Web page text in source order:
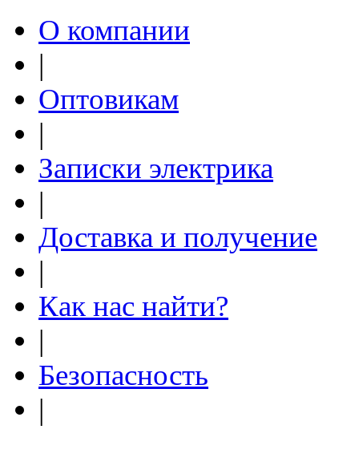
О компании
|
Оптовикам
|
Записки электрика
|
Доставка и получение
|
Как нас найти?
|
Безопасность
|